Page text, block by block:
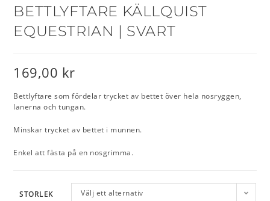
BETTLYFTARE KÄLLQUIST
EQUESTRIAN | SVART
169,00 kr
Bettlyftare som fördelar trycket av bettet över hela nosryggen,
lanerna och tungan.
Minskar trycket av bettet i munnen.
Enkel att fästa på en nosgrimma.
STORLEK Välj ett alternativ